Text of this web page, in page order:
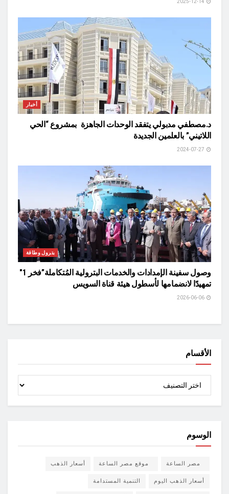
أخبار
د.مصطفي مدبولي يتفقد الوحدات الجاهزة بمشروع “الحي
اللاتيني” بالعلمين الجديدة
بترول وطاقة
وصول سفينة الإمدادات والخدمات البترولية المُتكاملة”فخر 1″
تمهيدًا لانضمامها لأسطول هيئة قناة السويس
الأقسام
الوسوم
مصر الساعة موقع مصر الساعة أسعار الذهب
أسعار الذهب اليوم التنمية المستدامة